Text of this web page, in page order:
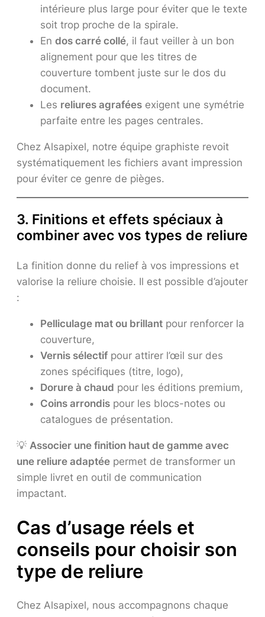
intérieure plus large pour éviter que le texte
soit trop proche de la spirale.
En dos carré collé, il faut veiller à un bon
alignement pour que les titres de
couverture tombent juste sur le dos du
document.
Les reliures agrafées exigent une symétrie
parfaite entre les pages centrales.
Chez Alsapixel, notre équipe graphiste revoit
systématiquement les fichiers avant impression
pour éviter ce genre de pièges.
3. Finitions et effets spéciaux à
combiner avec vos types de reliure
La finition donne du relief à vos impressions et
valorise la reliure choisie. Il est possible d’ajouter
:
Pelliculage mat ou brillant pour renforcer la
couverture,
Vernis sélectif pour attirer l’œil sur des
zones spécifiques (titre, logo),
Dorure à chaud pour les éditions premium,
Coins arrondis pour les blocs-notes ou
catalogues de présentation.
💡 Associer une finition haut de gamme avec
une reliure adaptée permet de transformer un
simple livret en outil de communication
impactant.
Cas d’usage réels et
conseils pour choisir son
type de reliure
Chez Alsapixel, nous accompagnons chaque